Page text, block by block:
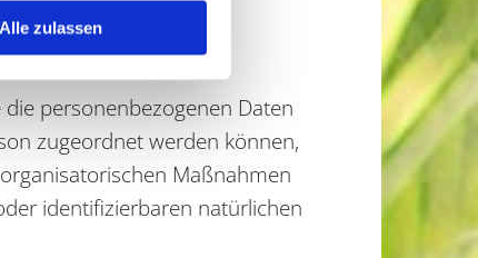
Alle zulassen
personenbezogenen Daten
zugeordnet werden können,
Maßnahmen
identifizierbaren natürlichen